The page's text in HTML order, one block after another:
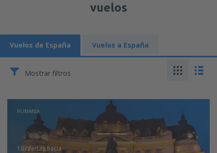
vuelos
Vuelos de España Vuelos a España
Mostrar filtros
RUMANIA
10 ofertas hacia